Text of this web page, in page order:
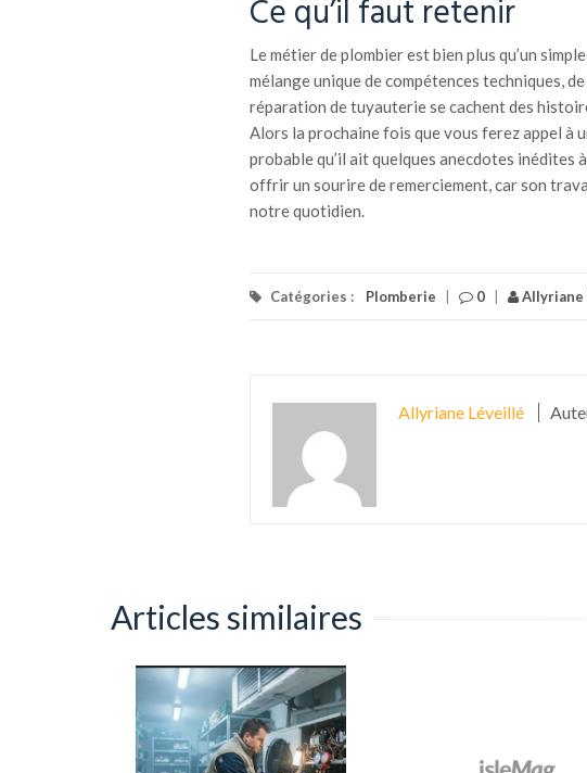
Ce qu’il faut retenir
Le métier de plombier est bien plus qu’un
mélange unique de compétences techniques,
réparation de tuyauterie se cachent des
Alors la prochaine fois que vous ferez appel à
probable qu’il ait quelques anecdotes inédites
offrir un sourire de remerciement, car son
notre quotidien.
Catégories : Plomberie 0 Allyriane
Allyriane Léveillé
Articles similaires